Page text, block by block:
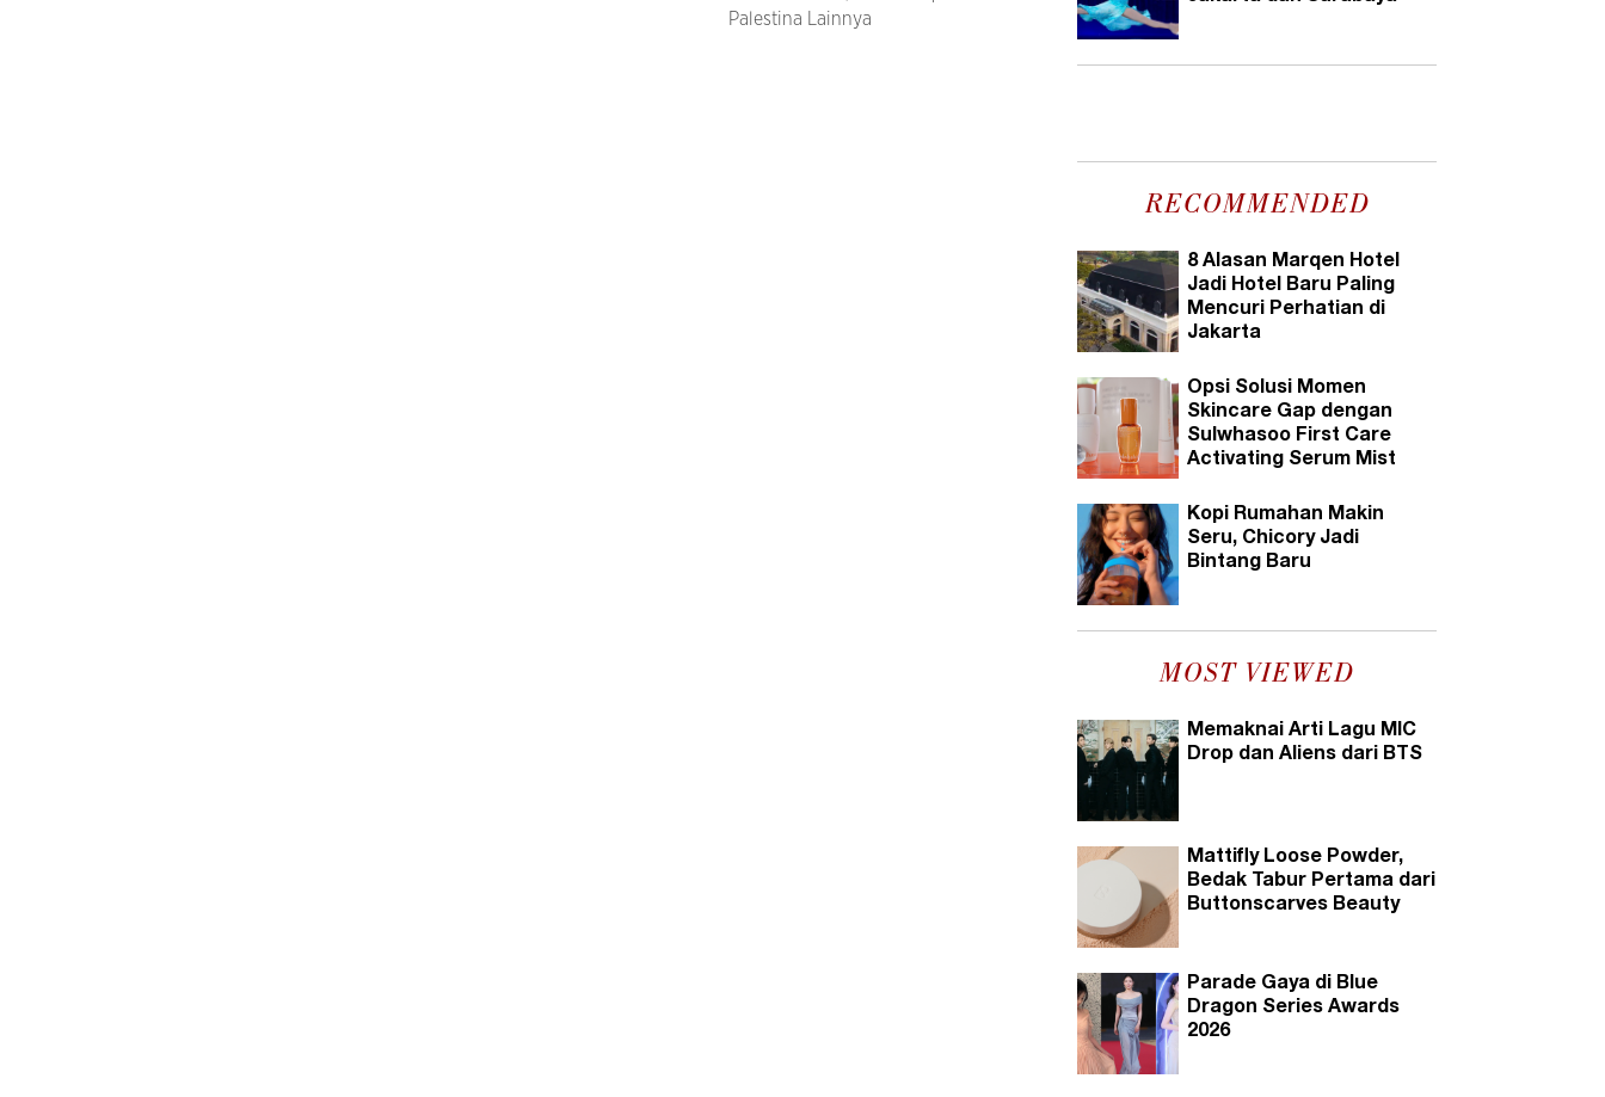
Palestina Lainnya
RECOMMENDED
8 Alasan Marqen Hotel
Jadi Hotel Baru Paling
Mencuri Perhatian di
Jakarta
Opsi Solusi Momen
Skincare Gap dengan
Sulwhasoo First Care
Activating Serum Mist
Kopi Rumahan Makin
Seru, Chicory Jadi
Bintang Baru
MOST VIEWED
Memaknai Arti Lagu MIC
Drop dan Aliens dari BTS
Mattifly Loose Powder,
Bedak Tabur Pertama dari
Buttonscarves Beauty
Parade Gaya di Blue
Dragon Series Awards
2026